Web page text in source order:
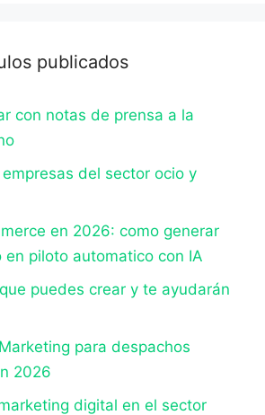
publicados
con notas de prensa a la
del sector ocio y
en 2026: como generar
piloto automatico con IA
puedes crear y te ayudarán
para despachos
2026
digital en el sector